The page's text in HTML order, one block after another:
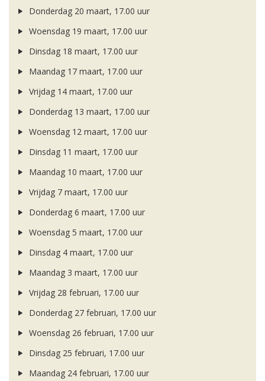
Donderdag 20 maart, 17.00 uur
Woensdag 19 maart, 17.00 uur
Dinsdag 18 maart, 17.00 uur
Maandag 17 maart, 17.00 uur
Vrijdag 14 maart, 17.00 uur
Donderdag 13 maart, 17.00 uur
Woensdag 12 maart, 17.00 uur
Dinsdag 11 maart, 17.00 uur
Maandag 10 maart, 17.00 uur
Vrijdag 7 maart, 17.00 uur
Donderdag 6 maart, 17.00 uur
Woensdag 5 maart, 17.00 uur
Dinsdag 4 maart, 17.00 uur
Maandag 3 maart, 17.00 uur
Vrijdag 28 februari, 17.00 uur
Donderdag 27 februari, 17.00 uur
Woensdag 26 februari, 17.00 uur
Dinsdag 25 februari, 17.00 uur
Maandag 24 februari, 17.00 uur